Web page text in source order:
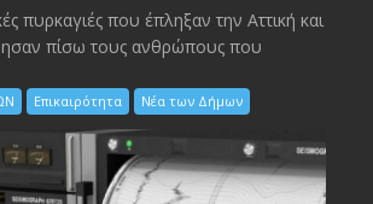
πυρκαγιές που έπληξαν την Αττική και
πίσω τους ανθρώπους που
Επικαιρότητα Νέα των Δήμων